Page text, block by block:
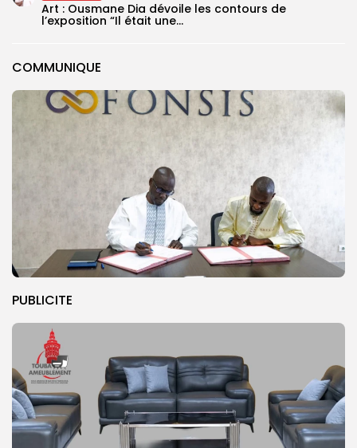
COMMUNIQUE
PUBLICITE
Art : Ousmane Dia dévoile les contours de
l’exposition “Il était une...